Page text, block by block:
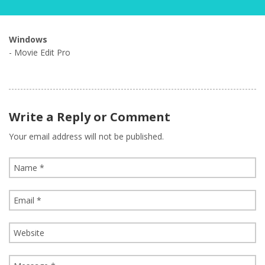
Windows
- Movie Edit Pro
Write a Reply or Comment
Your email address will not be published.